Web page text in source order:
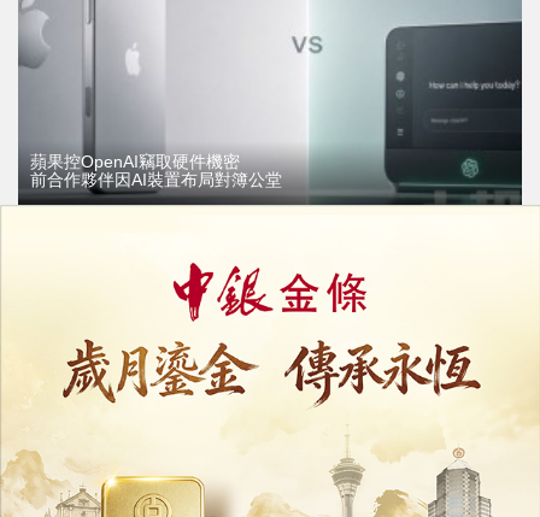
蘋果控OpenAI竊取硬件機密
前合作夥伴因AI裝置布局對簿公堂